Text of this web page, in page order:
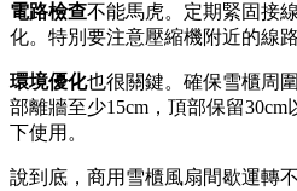
電路檢查不能馬虎。定期緊固接
化。特別要注意壓縮機附近的線
環境優化也很關鍵。確保雪櫃周
部離牆至少15cm，頂部保留
下使用。
說到底，商用雪櫃風扇間歇運轉